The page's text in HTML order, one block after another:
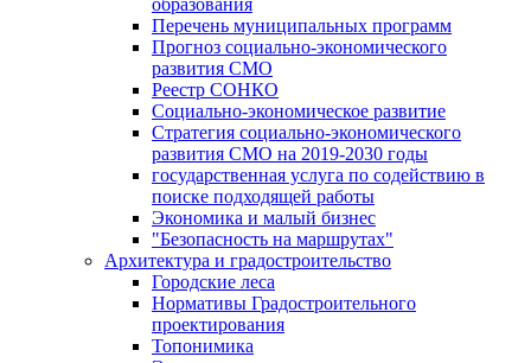
образования
Перечень муниципальных программ
Прогноз социально-экономического
развития СМО
Реестр СОНКО
Социально-экономическое развитие
Стратегия социально-экономического
развития СМО на 2019-2030 годы
государственная услуга по содействию в
поиске подходящей работы
Экономика и малый бизнес
"Безопасность на маршрутах"
Архитектура и градостроительство
Городские леса
Нормативы Градостроительного
проектирования
Топонимика